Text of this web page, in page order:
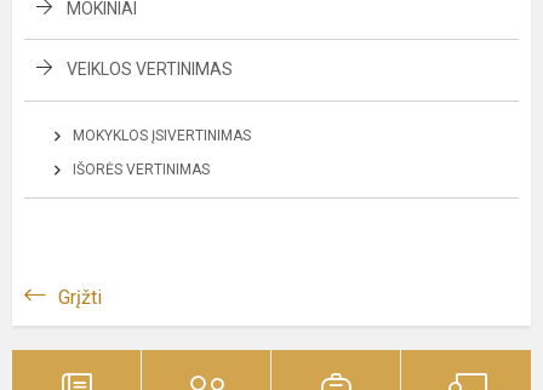
MOKINIAI
VEIKLOS VERTINIMAS
MOKYKLOS ĮSIVERTINIMAS
IŠORĖS VERTINIMAS
Grįžti